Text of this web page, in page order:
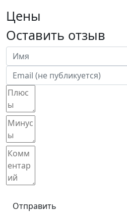
Цены
Оставить отзыв
Отправить